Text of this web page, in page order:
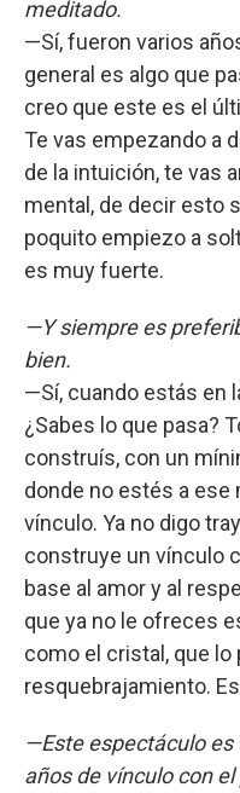
meditado.
—Sí, fueron varios
general es algo que
creo que este es el
Te vas empezando a
de la intuición, te vas
mental, de decir esto
poquito empiezo a
es muy fuerte.
—Y siempre es
bien.
—Sí, cuando estás en
¿Sabes lo que pasa?
construís, con un
donde no estés a ese
vínculo. Ya no digo
construye un vínculo
base al amor y al
que ya no le ofreces
como el cristal, que lo
resquebrajamiento.
—Este espectáculo es
años de vínculo con el